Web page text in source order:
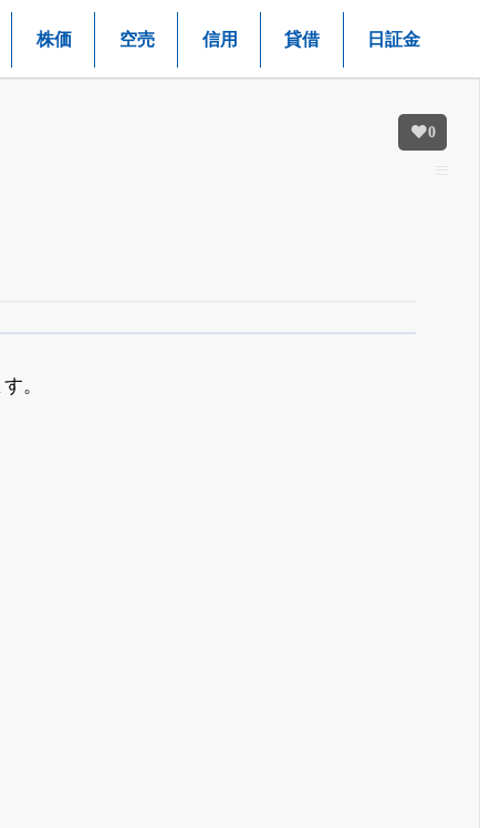
株価 空売 信用 貸借 日証金
0
。